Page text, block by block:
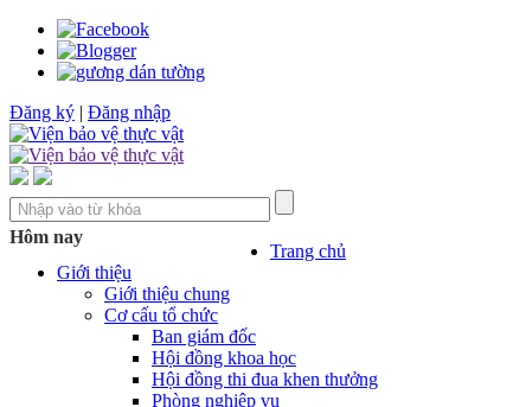
Đăng ký | Đăng nhập
Hôm nay
Trang chủ
Giới thiệu
Giới thiệu chung
Cơ cấu tổ chức
Ban giám đốc
Hội đồng khoa học
Hội đồng thi đua khen thưởng
Phòng nghiệp vụ